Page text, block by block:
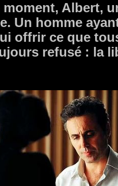
Albert,
Un homme
offrir ce que
refusé : la